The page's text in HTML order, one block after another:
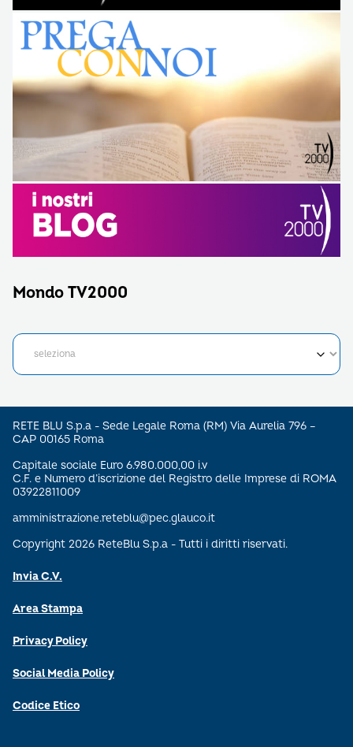
Mondo TV2000
RETE BLU S.p.a - Sede Legale Roma (RM) Via Aurelia 796 –
CAP 00165 Roma
Capitale sociale Euro 6.980.000,00 i.v
C.F. e Numero d’iscrizione del Registro delle Imprese di ROMA
03922811009
amministrazione.reteblu@pec.glauco.it
Copyright 2026 ReteBlu S.p.a - Tutti i diritti riservati.
Invia C.V.
Area Stampa
Privacy Policy
Social Media Policy
Codice Etico